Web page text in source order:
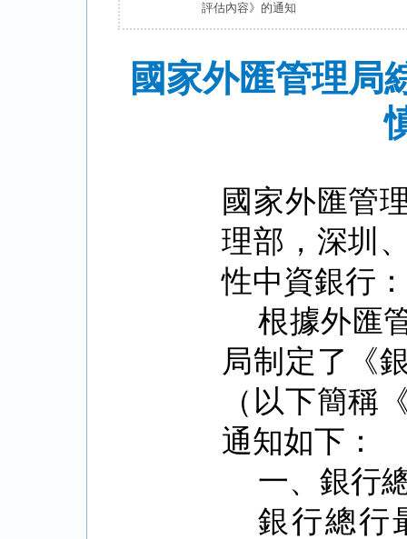
評估內容》的通知
國家外匯管理局
國家外匯管
理部，深圳
性中資銀行：
根據外匯
局制定了《
（以下簡稱
通知如下：
一、銀行
銀行總行